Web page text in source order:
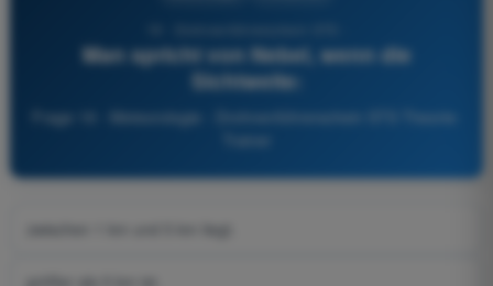
Man spricht von Nebel, wenn die
Sichtweite:
Frage 19 - Meteorologie - Drohnenführerschein STS Theorie-